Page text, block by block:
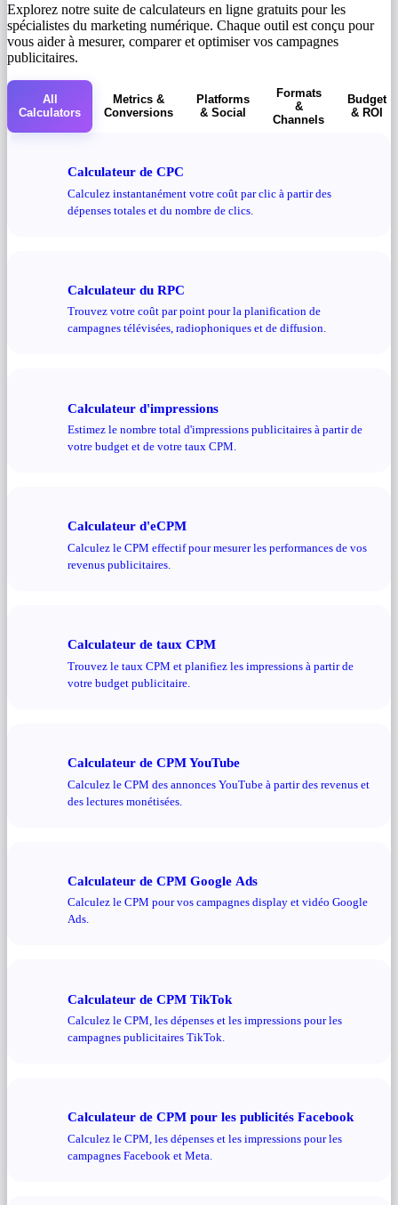
Explorez notre suite de calculateurs en ligne gratuits pour les
spécialistes du marketing numérique. Chaque outil est conçu pour
vous aider à mesurer, comparer et optimiser vos campagnes
publicitaires.
All
Calculators
Metrics &
Conversions
Platforms
& Social
Formats
&
Channels
Budget
& ROI
Calculateur de CPC
Calculez instantanément votre coût par clic à partir des
dépenses totales et du nombre de clics.
Calculateur du RPC
Trouvez votre coût par point pour la planification de
campagnes télévisées, radiophoniques et de diffusion.
Calculateur d'impressions
Estimez le nombre total d'impressions publicitaires à partir de
votre budget et de votre taux CPM.
Calculateur d'eCPM
Calculez le CPM effectif pour mesurer les performances de vos
revenus publicitaires.
Calculateur de taux CPM
Trouvez le taux CPM et planifiez les impressions à partir de
votre budget publicitaire.
Calculateur de CPM YouTube
Calculez le CPM des annonces YouTube à partir des revenus et
des lectures monétisées.
Calculateur de CPM Google Ads
Calculez le CPM pour vos campagnes display et vidéo Google
Ads.
Calculateur de CPM TikTok
Calculez le CPM, les dépenses et les impressions pour les
campagnes publicitaires TikTok.
Calculateur de CPM pour les publicités Facebook
Calculez le CPM, les dépenses et les impressions pour les
campagnes Facebook et Meta.